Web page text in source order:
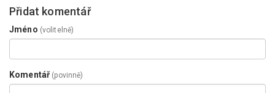
Přidat komentář
Jméno (volitelně)
Komentář (povinně)